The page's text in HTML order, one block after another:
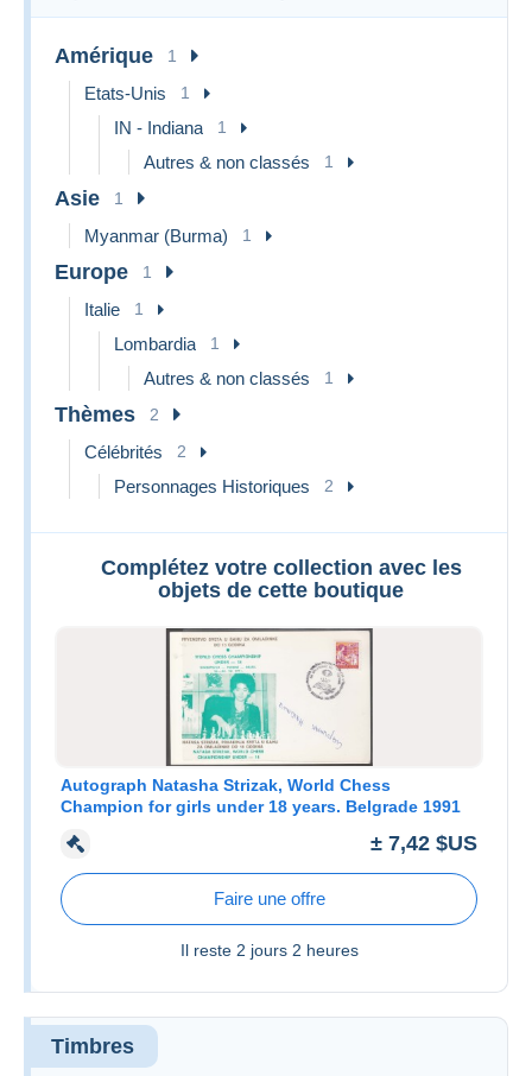
going through my collections to find what's exciting to offer.
Feel free to browse what you can get from me at this time.
Welcome!
Amérique 1
Etats-Unis 1
IN - Indiana 1
Autres & non classés 1
Asie 1
Myanmar (Burma) 1
Europe 1
Italie 1
Lombardia 1
Autres & non classés 1
Thèmes 2
Célébrités 2
Personnages Historiques 2
Complétez votre collection avec les
objets de cette boutique
Autograph Natasha Strizak, World Chess
Champion for girls under 18 years. Belgrade 1991
± 7,42 $US
Faire une offre
Il reste 2 jours 2 heures
Timbres